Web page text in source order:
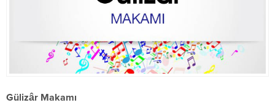
Gülizâr Makamı